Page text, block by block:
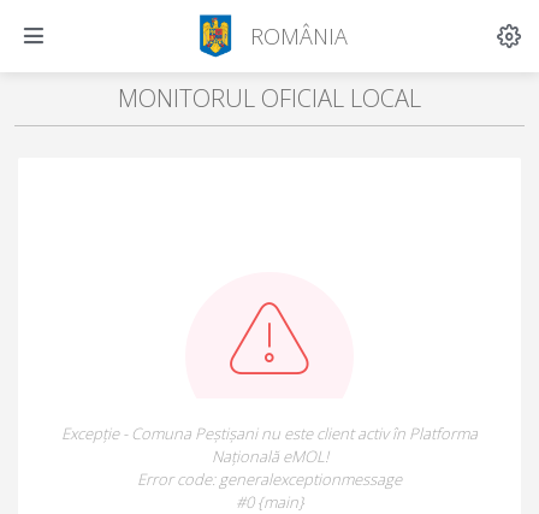
ROMÂNIA
MONITORUL OFICIAL LOCAL
Excepție - Comuna Peștișani nu este client activ în Platforma
Națională eMOL!
Error code: generalexceptionmessage
#0 {main}